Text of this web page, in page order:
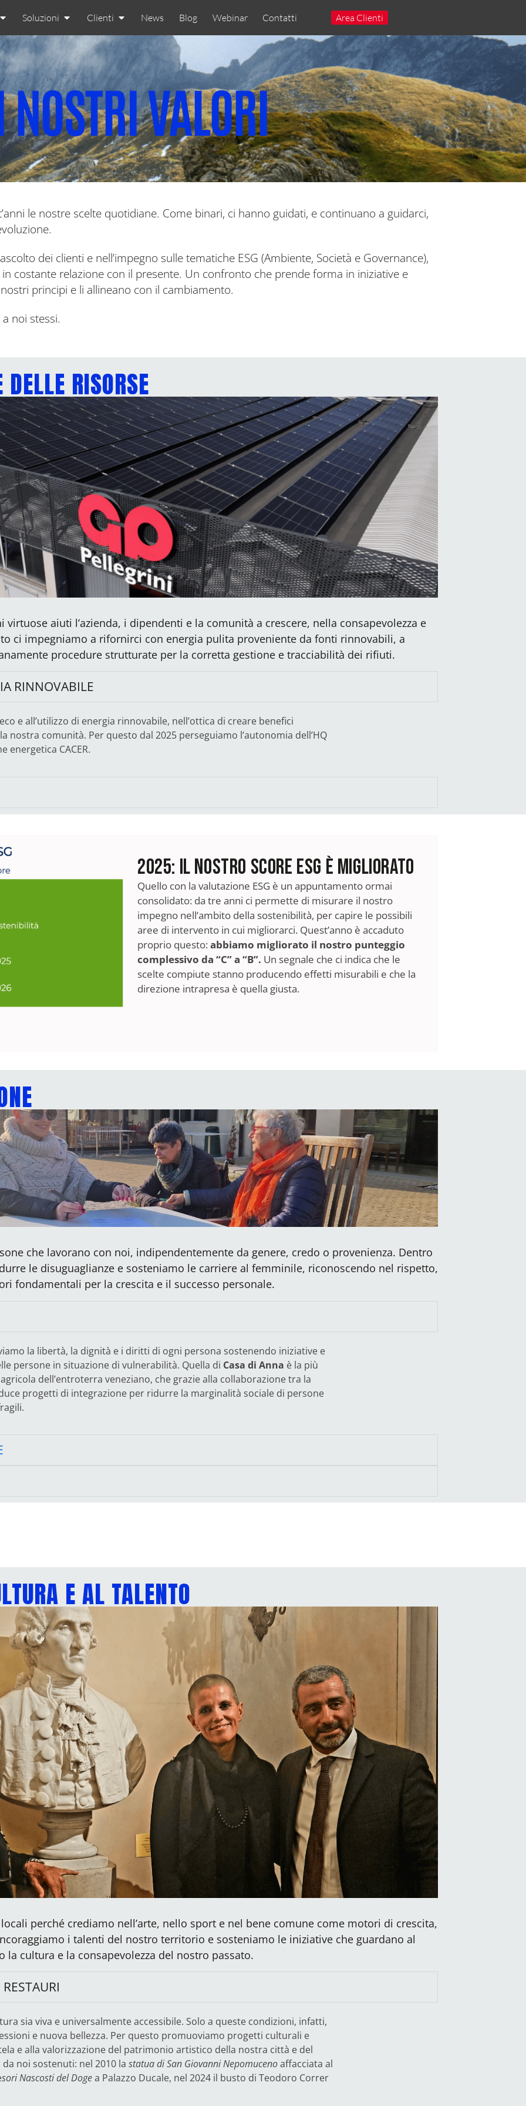
Soluzioni Clienti News Blog Webinar Contatti Area Clienti
VALORI
le nostre scelte quotidiane. Come binari, ci hanno guidati, e continuano a guidarci,
dei clienti e nell’impegno sulle tematiche ESG (Ambiente, Società e Governance),
costante relazione con il presente. Un confronto che prende forma in iniziative e
principi e li allineano con il cambiamento.
noi stessi.
RISORSE
aiuti l’azienda, i dipendenti e la comunità a crescere, nella consapevolezza e
ci impegniamo a rifornirci con energia pulita proveniente da fonti rinnovabili, a
procedure strutturate per la corretta gestione e tracciabilità dei rifiuti.
RINNOVABILE
e all’utilizzo di energia rinnovabile, nell’ottica di creare benefici
nostra comunità. Per questo dal 2025 perseguiamo l’autonomia dell’HQ
energetica CACER.
2025: IL NOSTRO SCORE ESG è MIGLIORATO
Quello con la valutazione ESG è un appuntamento ormai
consolidato: da tre anni ci permette di misurare il nostro
impegno nell’ambito della sostenibilità, per capire le possibili
aree di intervento in cui migliorarci. Quest’anno è accaduto
proprio questo:abbiamo migliorato il nostro punteggio
complessivo da “C” a “B”. Un segnale che ci indica che le
scelte compiute stanno producendo effetti misurabili e che la
direzione intrapresa è quella giusta.
che lavorano con noi, indipendentemente da genere, credo o provenienza. Dentro
le disuguaglianze e sosteniamo le carriere al femminile, riconoscendo nel rispetto,
fondamentali per la crescita e il successo personale.
la libertà, la dignità e i diritti di ogni persona sostenendo iniziative e
persone in situazione di vulnerabilità. Quella di Casa di Anna è la più
dell’entroterra veneziano, che grazie alla collaborazione tra la
progetti di integrazione per ridurre la marginalità sociale di persone
E AL TALENTO
perché crediamo nell’arte, nello sport e nel bene comune come motori di crescita,
i talenti del nostro territorio e sosteniamo le iniziative che guardano al
cultura e la consapevolezza del nostro passato.
sia viva e universalmente accessibile. Solo a queste condizioni, infatti,
e nuova bellezza. Per questo promuoviamo progetti culturali e
e alla valorizzazione del patrimonio artistico della nostra città e del
noi sostenuti: nel 2010 la statua di San Giovanni Nepomucenoaffacciata al
sori Nascosti del Dogea Palazzo Ducale, nel 2024 il busto di Teodoro Correr